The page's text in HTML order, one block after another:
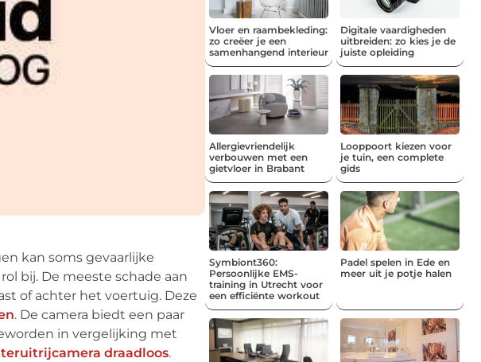
kan soms gevaarlijke
bij. De meeste schade aan
of achter het voertuig. Deze
. De camera biedt een paar
in vergelijking met
draadloos.
Vloer en raambekleding:
zo creëer je een
samenhangend interieur
Digitale vaardigheden
uitbreiden: zo kies je de
juiste opleiding
Allergievriendelijk
verbouwen met een
gietvloer in Brabant
Looppoort kiezen voor
je tuin, een complete
gids
Symbiont360:
Persoonlijke EMS-
training in Utrecht voor
een efficiënte workout
Padel spelen in Ede en
meer uit je potje halen